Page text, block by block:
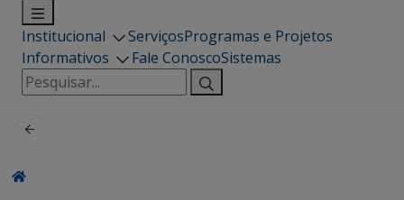
Institucional ServiçosProgramas e Projetos
Informativos
Fale ConoscoSistemas
Pesquisar
por: